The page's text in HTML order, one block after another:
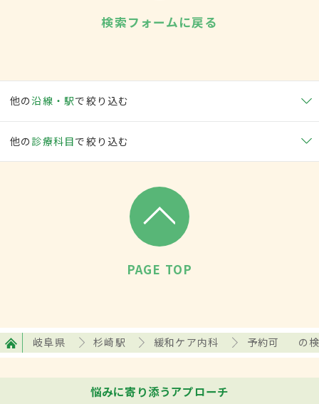
検索フォームに戻る
他の沿線・駅で絞り込む
他の 診療科目で絞り込む
PAGE TOP
岐阜県 杉崎駅 緩和ケア内科 予約可 の
悩みに寄り添うアプローチ